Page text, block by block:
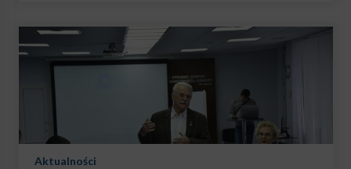
Aktualności